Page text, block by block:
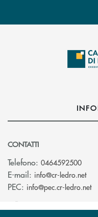
CONTATTI
Telefono: 0464592500
E-mail: info@cr-ledro.net(si
PEC: info@pec.cr-ledro.net